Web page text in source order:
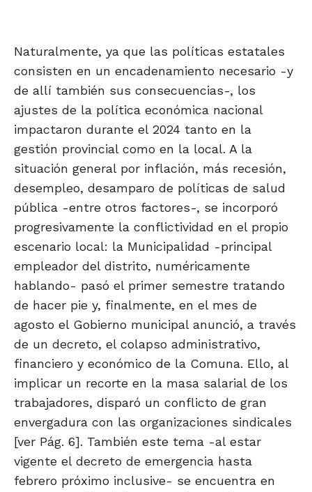
Naturalmente, ya que las políticas estatales
consisten en un encadenamiento necesario -y
de allí también sus consecuencias-, los
ajustes de la política económica nacional
impactaron durante el 2024 tanto en la
gestión provincial como en la local. A la
situación general por inflación, más recesión,
desempleo, desamparo de políticas de salud
pública -entre otros factores-, se incorporó
progresivamente la conflictividad en el propio
escenario local: la Municipalidad -principal
empleador del distrito, numéricamente
hablando- pasó el primer semestre tratando
de hacer pie y, finalmente, en el mes de
agosto el Gobierno municipal anunció, a través
de un decreto, el colapso administrativo,
financiero y económico de la Comuna. Ello, al
implicar un recorte en la masa salarial de los
trabajadores, disparó un conflicto de gran
envergadura con las organizaciones sindicales
[ver Pág. 6]. También este tema -al estar
vigente el decreto de emergencia hasta
febrero próximo inclusive- se encuentra en